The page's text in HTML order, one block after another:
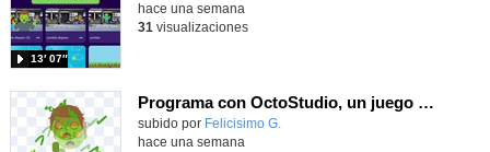
13′ 07″
hace una semana
31 visualizaciones
Programa con OctoStudio, un juego homenajeando al House of the dead con Zombies
Contenido educativo.
subido por Felicisimo G.
hace una semana